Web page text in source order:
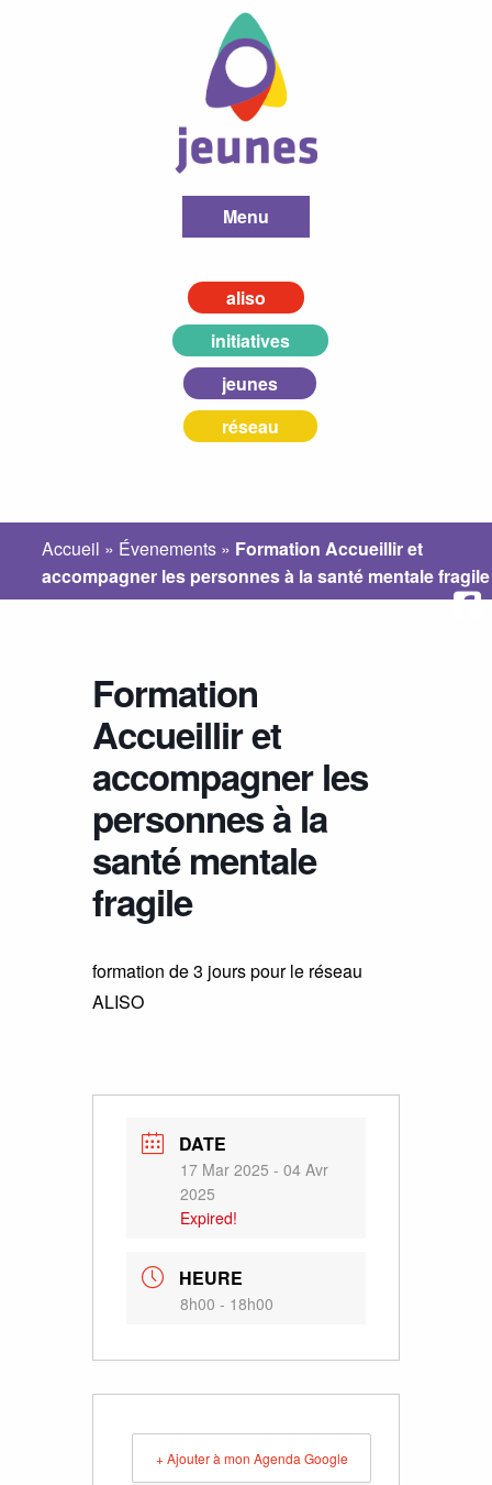
Menu
aliso
initiatives
jeunes
réseau
Accueil » Évenements » Formation Accueillir et
accompagner les personnes à la santé mentale fragile
Formation
Accueillir et
accompagner les
personnes à la
santé mentale
fragile
formation de 3 jours pour le réseau
ALISO
DATE
17 Mar 2025 - 04 Avr
2025
Expired!
HEURE
8h00 - 18h00
+ Ajouter à mon Agenda Google